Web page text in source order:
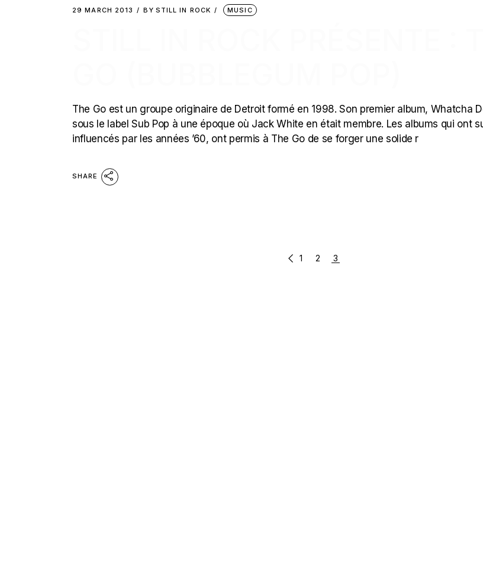
29 MARCH 2013 BY STILL IN ROCK MUSIC
The Go est un groupe originaire de Detroit formé en 1998. Son premier album, Whatcha
sous le label Sub Pop à une époque où Jack White en était membre. Les albums qui ont
influencés par les années ’60, ont permis à The Go de se forger une solide r
SHARE
1 2 3